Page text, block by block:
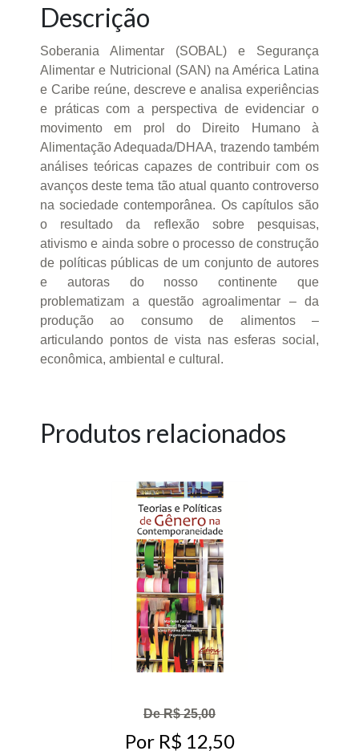
Descrição
Soberania Alimentar (SOBAL) e Segurança
Alimentar e Nutricional (SAN) na América Latina
e Caribe reúne, descreve e analisa experiências
e práticas com a perspectiva de evidenciar o
movimento em prol do Direito Humano à
Alimentação Adequada/DHAA, trazendo também
análises teóricas capazes de contribuir com os
avanços deste tema tão atual quanto controverso
na sociedade contemporânea. Os capítulos são
o resultado da reflexão sobre pesquisas,
ativismo e ainda sobre o processo de construção
de políticas públicas de um conjunto de autores
e autoras do nosso continente que
problematizam a questão agroalimentar – da
produção ao consumo de alimentos –
articulando pontos de vista nas esferas social,
econômica, ambiental e cultural.
Produtos relacionados
De R$ 25,00
Por R$ 12,50